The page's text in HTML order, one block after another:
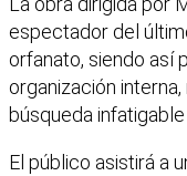
espectador del
orfanato, siendo así
organización
búsqueda
El público asistirá a